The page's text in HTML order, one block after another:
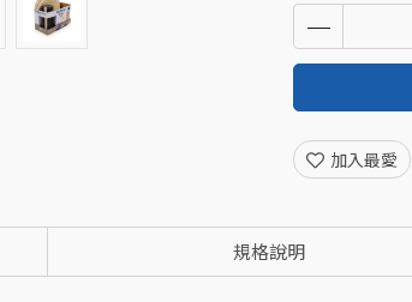
加入最愛
規格說明